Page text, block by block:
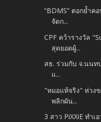
“BDMS” ตอกย้ำค
จัดก...
CPF คว้ารางวัล
สุดยอดผู้...
สธ. ร่วมกับ จ.นน
แ...
"หมอแท้จริง" ห่วง
พลิกผัน...
3 สาว PiXXiE ทำ